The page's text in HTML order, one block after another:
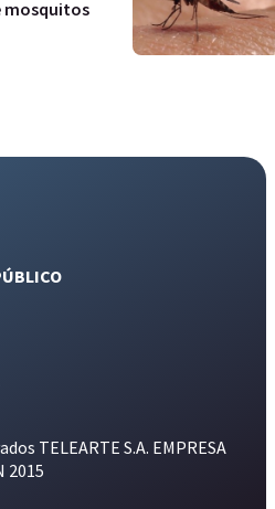
mosquitos
TELEARTE S.A. EMPRESA
2015